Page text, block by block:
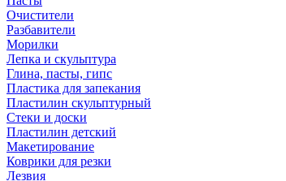
Очистители
Разбавители
Морилки
Лепка и скульптура
Глина, пасты, гипс
Пластика для запекания
Пластилин скульптурный
Стеки и доски
Пластилин детский
Макетирование
Коврики для резки
Лезвия